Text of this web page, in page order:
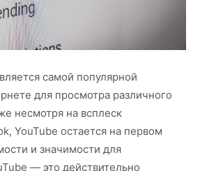
самой популярной
для просмотра различного
несмотря на всплеск
YouTube остается на первом
и значимости для
— это действительно